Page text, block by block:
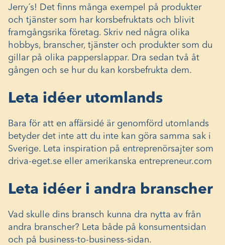
Jerry´s! Det finns många exempel på produkter
och tjänster som har korsbefruktats och blivit
framgångsrika företag. Skriv ned några olika
hobbys, branscher, tjänster och produkter som du
gillar på olika papperslappar. Dra sedan två åt
gången och se hur du kan korsbefrukta dem.
Leta idéer utomlands
Bara för att en affärsidé är genomförd utomlands
betyder det inte att du inte kan göra samma sak i
Sverige. Leta inspiration på entreprenörsajter som
driva-eget.se eller amerikanska entrepreneur.com
Leta idéer i andra branscher
Vad skulle dins bransch kunna dra nytta av från
andra branscher? Leta både på konsumentsidan
och på business-to-business-sidan.